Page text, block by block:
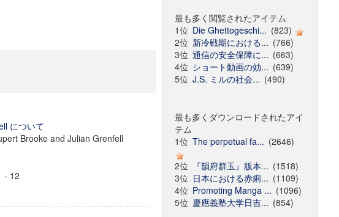
について
Brooke and Julian Grenfell
- 12
最も多く閲覧されたアイテム
1位 Die Ghettogeschi... (823)
2位 新冷戦期における... (766)
3位 通信の安全保障に... (663)
4位 ショート動画の効... (639)
5位 J.S. ミルの社会... (490)
最も多くダウンロードされたアイ
テム
1位 The perpetual fa... (2646)
2位
『韻府群玉』版本... (1518)
3位 日本における赤痢... (1109)
4位 Promoting Manga ... (1096)
5位 慶應義塾大学日吉... (854)